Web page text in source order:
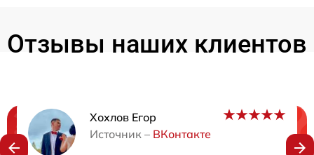
Отзывы наших клиентов
Хохлов Егор
Источник – ВКонтакте
Нужна консультация?